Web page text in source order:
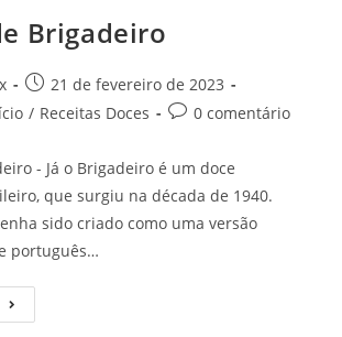
Brigadeiro
21 de fevereiro de 2023
/ Receitas Doces 0 comentário
- Já o Brigadeiro é um doce
que surgiu na década de 1940.
sido criado como uma versão
português…